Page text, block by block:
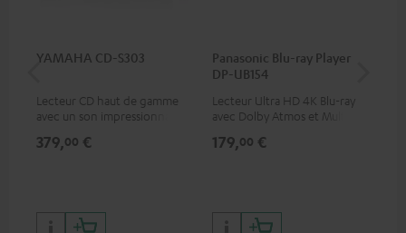
YAMAHA CD-S303
Lecteur CD haut de gamme
avec un son impressionnant
379,00 €
Panasonic Blu-ray Player
DP-UB154
Lecteur Ultra HD 4K Blu-ray
avec Dolby Atmos et Multi
qualité d’image incroyable et
179,00 €